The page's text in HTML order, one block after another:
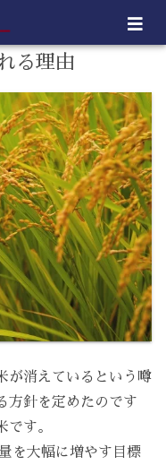
る理由
が消えているという噂
方針を定めたのです
です。
を大幅に増やす目標